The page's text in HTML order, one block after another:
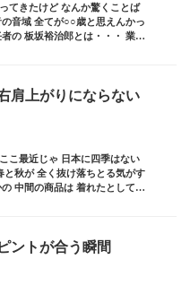
てきたけど なんか驚くことば
音域 全てが○○歳と思えんかっ
の 板坂裕治郎とは・・・ 業界
肩上がりにならない
こ最近じゃ 日本に四季はない
秋が 全く抜け落ちとる気がす
中間の商品は 着れたとしても
ントが合う瞬間